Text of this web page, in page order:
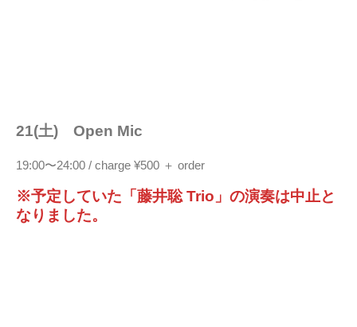
21(土) Open Mic
19:00〜24:00 / charge ¥500 ＋ order
※予定していた「藤井聡 Trio」の演奏は中止と
なりました。